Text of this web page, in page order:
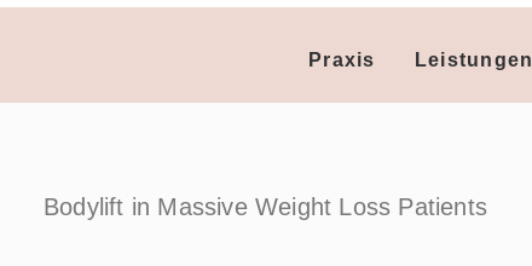
Praxis Leistungen
Bodylift in Massive Weight Loss Patients